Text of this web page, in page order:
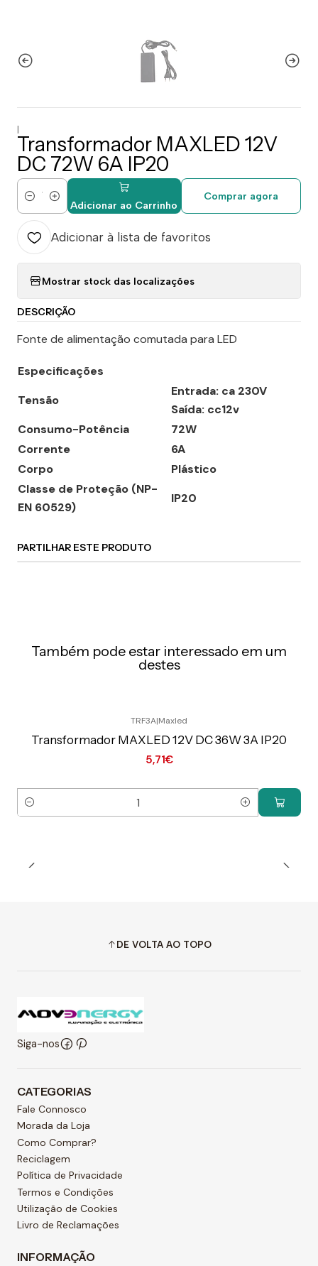
|
Transformador MAXLED 12V
DC 72W 6A IP20
QuantidadeAdicionar ao Carrinho
Comprar agora
Adicionar à lista de favoritos
Mostrar stock das localizações
DESCRIÇÃO
Fonte de alimentação comutada para LED
Especificações
Tensão
Entrada: ca 230V
Saída: cc12v
Consumo-Potência
72W
Corrente
6A
Corpo
Plástico
Classe de Proteção (NP-
EN 60529)
IP20
PARTILHAR ESTE PRODUTO
Também pode estar interessado em um
destes
TRF3A|Maxled
Transformador MAXLED 12V DC 36W 3A IP20
5,71€
Quantidade
DE VOLTA AO TOPO
Siga-nos
CATEGORIAS
Fale Connosco
Morada da Loja
Como Comprar?
Reciclagem
Política de Privacidade
Termos e Condições
Utilização de Cookies
Livro de Reclamações
INFORMAÇÃO